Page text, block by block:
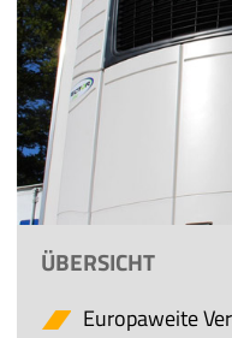
ÜBERSICHT
Europaweite